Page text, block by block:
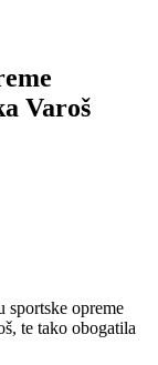
Varoš
sportske opreme
te tako obogatila